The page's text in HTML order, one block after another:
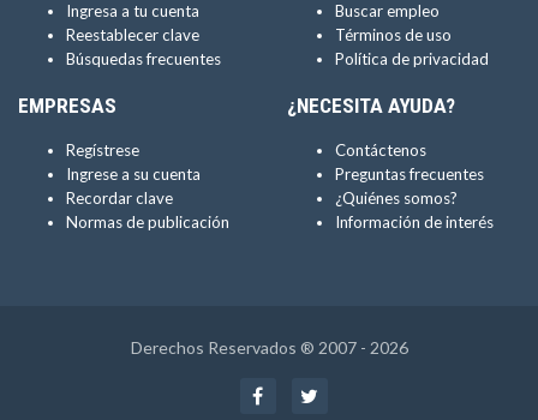
Ingresa a tu cuenta
Reestablecer clave
Búsquedas frecuentes
Buscar empleo
Términos de uso
Política de privacidad
EMPRESAS
Regístrese
Ingrese a su cuenta
Recordar clave
Normas de publicación
¿NECESITA AYUDA?
Contáctenos
Preguntas frecuentes
¿Quiénes somos?
Información de interés
Derechos Reservados ® 2007 - 2026
Facebook